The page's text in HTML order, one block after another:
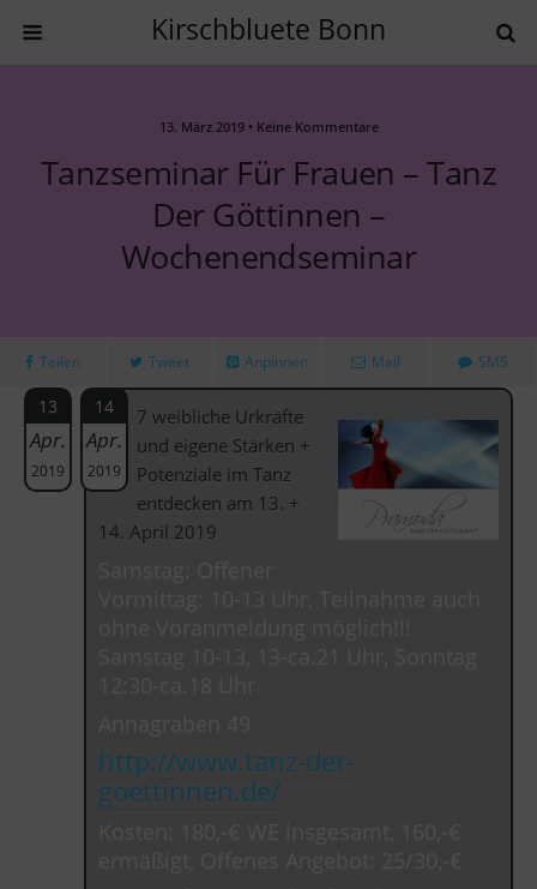
Kirschbluete Bonn
13. März 2019 • Keine Kommentare
Tanzseminar Für Frauen – Tanz
Der Göttinnen –
Wochenendseminar
Teilen Tweet Anpinnen Mail SMS
13
Apr.
2019
14
Apr.
2019
7 weibliche Urkräfte
und eigene Stärken +
Potenziale im Tanz
entdecken am 13. +
14. April 2019
http://www.tanz-der-
goettinnen.de/